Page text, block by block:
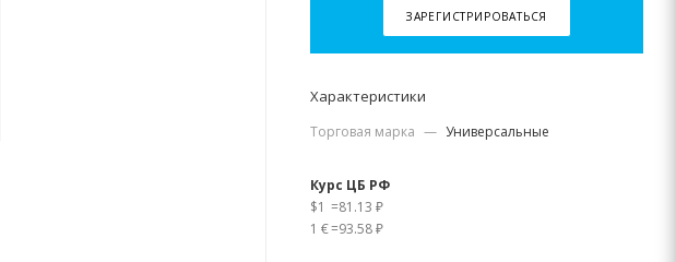
ЗАРЕГИСТРИРОВАТЬСЯ
Характеристики
Торговая марка — Универсальные
Курс ЦБ РФ
$1 =81.13 ₽
1 €=93.58 ₽